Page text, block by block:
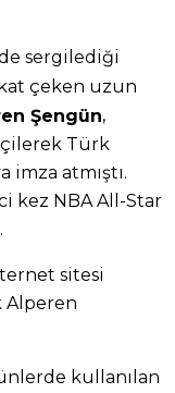
sergilediği
çeken uzun
Şengün,
Türk
imza atmıştı.
kez NBA All-Star
sitesi
Alperen
kullanılan